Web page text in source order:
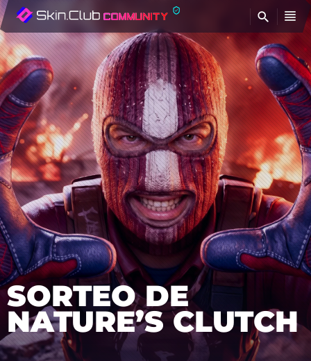
SORTEO DE
NATURE’S CLUTCH